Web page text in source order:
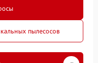
пылесосов